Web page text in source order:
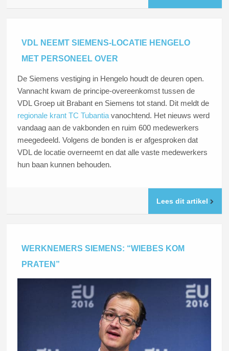
VDL NEEMT SIEMENS-LOCATIE HENGELO
MET PERSONEEL OVER
De Siemens vestiging in Hengelo houdt de deuren open.
Vannacht kwam de principe-overeenkomst tussen de
VDL Groep uit Brabant en Siemens tot stand. Dit meldt de
regionale krant TC Tubantia vanochtend. Het nieuws werd
vandaag aan de vakbonden en ruim 600 medewerkers
meegedeeld. Volgens de bonden is er afgesproken dat
VDL de locatie overneemt en dat alle vaste medewerkers
hun baan kunnen behouden.
Lees dit artikel
WERKNEMERS SIEMENS: “WIEBES KOM
PRATEN”